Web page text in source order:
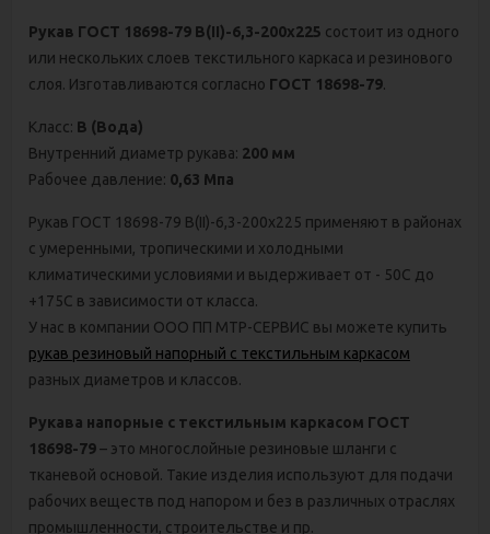
Рукав ГОСТ 18698-79 В(II)-6,3-200х225 состоит из одного
или нескольких слоев текстильного каркаса и резинового
слоя. Изготавливаются согласно ГОСТ 18698-79.
Класс: В (Вода)
Внутренний диаметр рукава: 200 мм
Рабочее давление: 0,63 Мпа
Рукав ГОСТ 18698-79 В(II)-6,3-200х225 применяют в районах
с умеренными, тропическими и холодными
климатическими условиями и выдерживает от - 50С до
+175С в зависимости от класса.
У нас в компании ООО ПП МТР-СЕРВИС вы можете купить
рукав резиновый напорный с текстильным каркасом
разных диаметров и классов.
Рукава напорные с текстильным каркасом ГОСТ
18698-79– это многослойные резиновые шланги с
тканевой основой. Такие изделия используют для подачи
рабочих веществ под напором и без в различных отраслях
промышленности, строительстве и пр.